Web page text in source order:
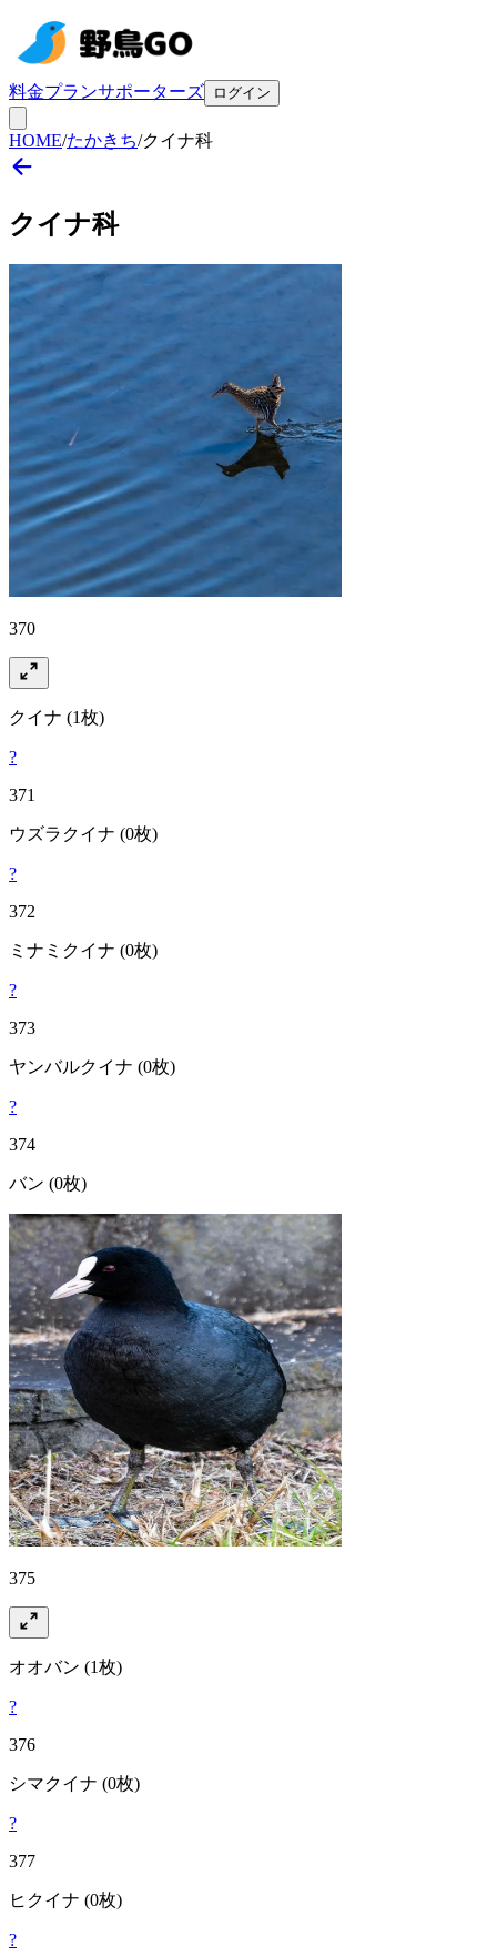
料金プランサポーターズ ログイン
HOME/たかきち/クイナ科
クイナ科
370
クイナ (1枚)
?
371
ウズラクイナ (0枚)
?
372
ミナミクイナ (0枚)
?
373
ヤンバルクイナ (0枚)
?
374
バン (0枚)
375
オオバン (1枚)
?
376
シマクイナ (0枚)
?
377
ヒクイナ (0枚)
?